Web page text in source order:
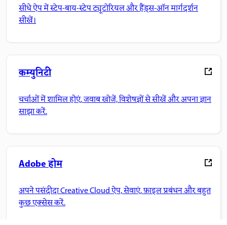
सीधे ऐप में स्टेप-बाय-स्टेप ट्यूटोरियल और हैंड्स-ऑन मार्गदर्शन
सीखें।
कम्युनिटी
चर्चाओं में शामिल होएं, जवाब खोजें, विशेषज्ञों से सीखें और अपना ज्ञान
साझा करें.
Adobe होम
अपने पसंदीदा Creative Cloud ऐप, सेवाएं, फ़ाइल प्रबंधन और बहुत
कुछ एक्सेस करें.